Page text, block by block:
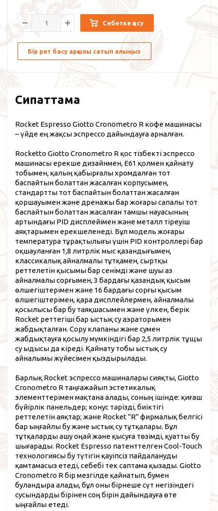
Себетке қосу
Бір рет басу арқылы сатып алыңыз
Сипаттама
Rocket Espresso Giotto Cronometro R кофе машинасы
– үйде ең жақсы эспрессо дайындауға арналған.
Rocketto Giotto Cronometro R қос тізбекті эспрессо
машинасы ерекше дизайнмен, E61 қолмен қайнату
тобымен, қалың қабырғалы хромдалған тот
баспайтын болаттан жасалған корпусымен,
стандартты тот баспайтын болаттан жасалған
қоршауымен және дренажы бар жоғары сапалы тот
баспайтын болаттан жасалған тамшы науасының
артындағы PID дисплейімен және металл тіреуіш
аяқтарымен ерекшеленеді. Бұл модель жоғары
температура тұрақтылығы үшін PID контроллері бар
оқшауланған 1,8 литрлік мыс қазандығымен,
классикалық айналмалы тұтқамен, сыртқы
реттелетін қысымы бар сенімді және шуы аз
айналмалы сорғымен, 3 бардағы қазандық қысым
өлшегіштерімен және 16 бардағы сорғы қысым
өлшегіштерімен, қара дисплейлермен, айналмалы
қосылысы бар бу таяқшасымен және үлкен, берік
Rocket реттегіші бар ыстық су аэраторымен
жабдықталған. Сору клапаны және сумен
жабдықтауға қосылу мүмкіндігі бар 2,5 литрлік тұщы
су ыдысы да кіреді. Қайнату тобы ыстық су
айналымы жүйесімен қыздырылады.
Барлық Rocket эспрессо машиналары сияқты, Giotto
Cronometro R таңғажайып эстетикалық
элементтерімен мақтана алады, соның ішінде: қиғаш
бүйірлік панельдер; конус тәрізді, биіктігі
реттелетін аяқтар; және Rocket "R" фирмалық белгісі
бар ыңғайлы бу және ыстық су тұтқалары. Бұл
тұтқаларды ашу оңай және қысуға төзімді, қуатты бу
шығарады. Rocket Espresso патенттелген Cool-Touch
технологиясы бу түтігін қауіпсіз пайдалануды
қамтамасыз етеді, себебі тек саптама қызады. Giotto
Cronometro R бір мезгілде қайнатып, бумен
буландыра алады, бұл оны бірнеше сүт негізіндегі
сусындарды бірінен соң бірін дайындауға өте
ыңғайлы етеді.